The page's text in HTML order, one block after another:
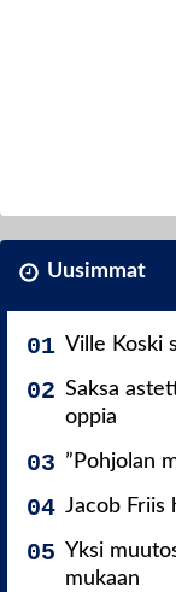
Uusimmat
Ville Koski
Saksa
oppia
”Pohjolan
Jacob Friis
Yksi
mukaan